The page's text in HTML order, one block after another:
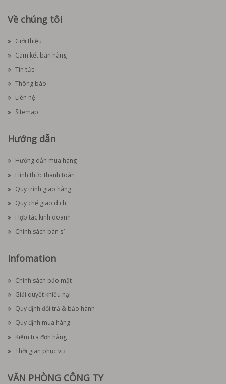
Về chúng tôi
Giới thiệu
Cam kết bán hàng
Tin tức
Thông báo
Liên hệ
Sitemap
Hướng dẫn
Hướng dẫn mua hàng
Hình thức thanh toán
Quy trình giao hàng
Quy chế giao dịch
Hợp tác kinh doanh
Chính sách bán sỉ
Infomation
Chính sách bảo mật
Giải quyết khiếu nại
Quy định đổi trả & bảo hành
Quy định mua hàng
Kiểm tra đơn hàng
Thời gian phục vụ
VĂN PHÒNG CÔNG TY